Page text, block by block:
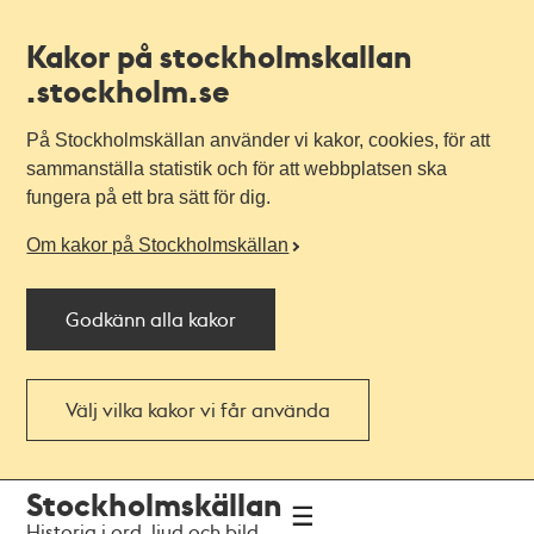
Kakor på stockholmskallan
.stockholm.se
På Stockholmskällan använder vi kakor, cookies, för att
sammanställa statistik och för att webbplatsen ska
fungera på ett bra sätt för dig.
Om kakor på Stockholmskällan
Godkänn alla kakor
Välj vilka kakor vi får använda
navigationen
huvudinnehållet
Stockholmskällan